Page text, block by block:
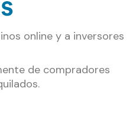
online y a inversores
de compradores